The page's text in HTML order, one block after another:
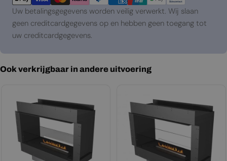
Uw betalingsgegevens worden veilig verwerkt. Wij slaan
geen creditcardgegevens op en hebben geen toegang tot
uw creditcardgegevens.
Ook verkrijgbaar in andere uitvoering